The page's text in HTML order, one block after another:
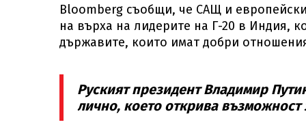
Bloomberg съобщи, че САЩ и
на върха на лидерите на Г-20 в Индия,
държавите, които имат добри
Руският президент Владимир
лично, което открива възможност